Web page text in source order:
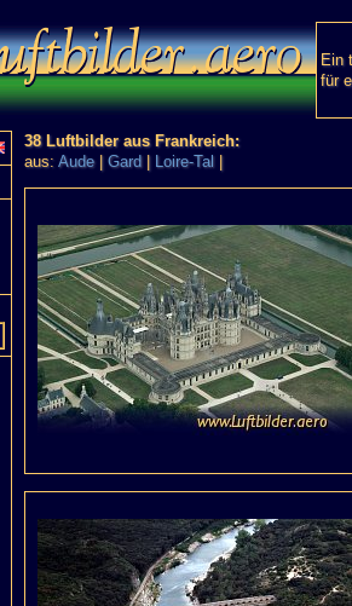
Ein
für
38 Luftbilder aus Frankreich:
aus: Aude| Gard| Loire-Tal